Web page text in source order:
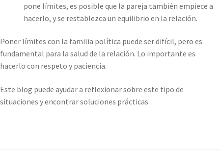
pone límites, es posible que la pareja también empiece a
hacerlo, y se restablezca un equilibrio en la relación.
Poner límites con la familia política puede ser difícil, pero es
fundamental para la salud de la relación. Lo importante es
hacerlo con respeto y paciencia.
Este blog puede ayudar a reflexionar sobre este tipo de
situaciones y encontrar soluciones prácticas.